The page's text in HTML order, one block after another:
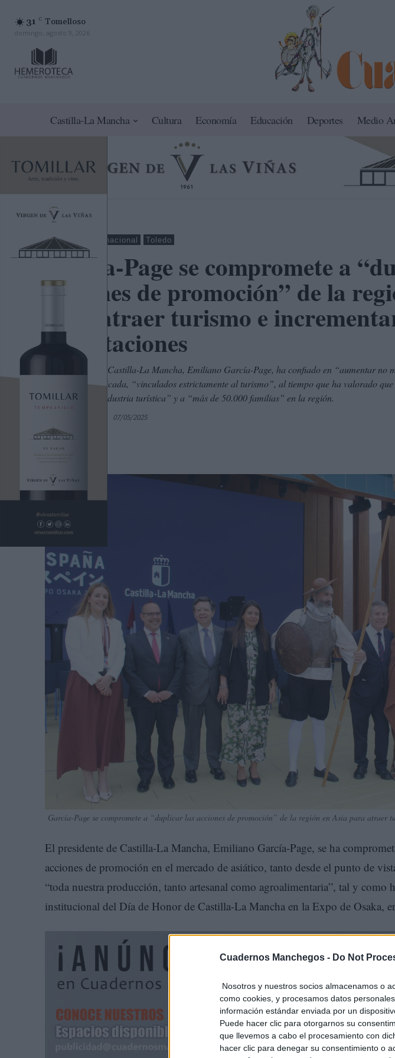
Cuadernos Manchegos - Do Not
Nosotros y nuestros socios almacenamos o
como cookies, y procesamos datos
información estándar enviada por un
Puede hacer clic para otorgarnos su
que llevemos a cabo el procesamiento con
hacer clic para denegar su consentimiento o
31 C Tomelloso
domingo, agosto 9, 2026
Castilla-La Mancha Cultura Economía Educación Deportes Medio
Turismo Internacional Toledo
García-Page se compromete a
acciones de promoción” de la
para atraer turismo e
exportaciones
El presidente de Castilla-La Mancha, Emiliano García-Page, ha confiado en “aumentar no
en la próxima década, “vinculados estrictamente al turismo”, al tiempo que ha valorado
vinculado a la industria turística” y a “más de 50.000 familias” en la región.
07/05/2025
García-Page se compromete a “duplicar las acciones de promoción” de la región en Asia para atraer
El presidente de Castilla-La Mancha, Emiliano García-Page, se ha
acciones de promoción en el mercado de asiático, tanto desde el punto de
“toda nuestra producción, tanto artesanal como agroalimentaria”, tal y como
institucional del Día de Honor de Castilla-La Mancha en la Expo de Osaka,